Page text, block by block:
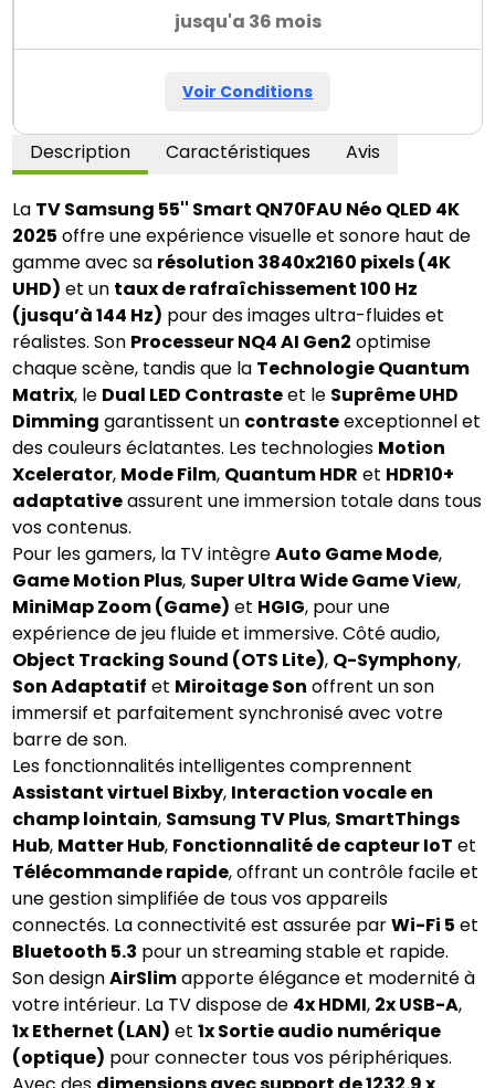
jusqu'a 36 mois
Voir Conditions
Description Caractéristiques Avis
La TV Samsung 55'' Smart QN70FAU Néo QLED 4K
2025 offre une expérience visuelle et sonore haut de
gamme avec sa résolution 3840x2160 pixels (4K
UHD) et un taux de rafraîchissement 100 Hz
(jusqu’à 144 Hz) pour des images ultra-fluides et
réalistes. Son Processeur NQ4 AI Gen2 optimise
chaque scène, tandis que la Technologie Quantum
Matrix, le Dual LED Contrasteet le Suprême UHD
Dimming garantissent un contrasteexceptionnel et
des couleurs éclatantes. Les technologies Motion
Xcelerator, Mode Film, Quantum HDR et HDR10+
adaptativeassurent une immersion totale dans tous
vos contenus.
Pour les gamers, la TV intègreAuto Game Mode,
Game Motion Plus, Super Ultra Wide Game View,
MiniMap Zoom (Game) et HGIG, pour une
expérience de jeu fluide et immersive. Côté audio,
Object Tracking Sound (OTS Lite), Q-Symphony,
Son Adaptatif et Miroitage Son offrent un son
immersif et parfaitement synchronisé avec votre
barre de son.
Les fonctionnalités intelligentes comprennent
Assistant virtuel Bixby, Interaction vocale en
champ lointain, Samsung TV Plus, SmartThings
Hub, Matter Hub, Fonctionnalité de capteur IoT et
Télécommande rapide, offrant un contrôle facile et
une gestion simplifiée de tous vos appareils
connectés. La connectivité est assurée parWi-Fi 5 et
Bluetooth 5.3 pour un streaming stable et rapide.
Son designAirSlimapporte élégance et modernité à
votre intérieur. La TV dispose de 4x HDMI, 2x USB-A,
1x Ethernet (LAN) et1x Sortie audio numérique
(optique) pour connecter tous vos périphériques.